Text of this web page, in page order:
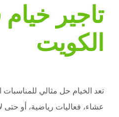
تاجير
الكويت
تعد الخيام حل مثالي
عشاء، فعاليات رياضية، أو حتى